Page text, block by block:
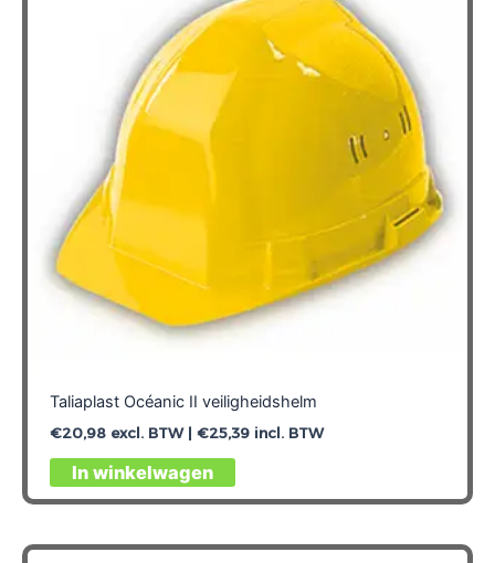
Taliaplast Océanic II veiligheidshelm
€20,98excl. BTW | €25,39incl. BTW
In winkelwagen
Dit
product
meerdere